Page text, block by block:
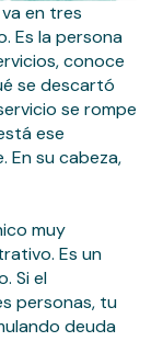
en tres
Es la persona
conoce
se descartó
se rompe
ese
En su cabeza,
muy
Es un
Si el
personas, tu
deuda